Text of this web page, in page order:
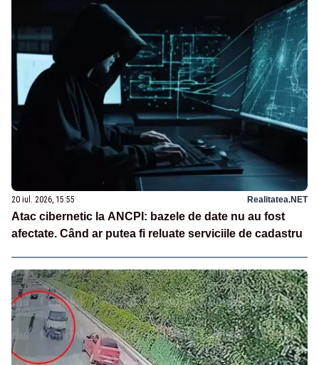
20 iul. 2026, 15:55 Realitatea.NET
Atac cibernetic la ANCPI: bazele de date nu au fost
afectate. Când ar putea fi reluate serviciile de cadastru